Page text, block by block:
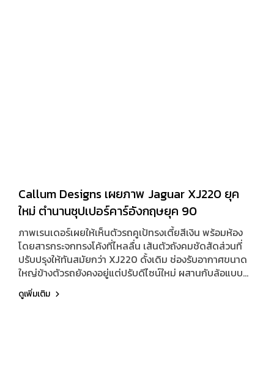
Callum Designs เผยภาพ Jaguar XJ220 ยุค
ใหม่ ตำนานซุปเปอร์คาร์อังกฤษยุค 90
ภาพเรนเดอร์เผยให้เห็นตัวรถคูเป้ทรงเตี้ยสีเงิน พร้อมห้อง
โดยสารกระจกทรงโค้งที่ไหลลื่น เส้นตัวถังคมชัดสัดส่วนที่
ปรับปรุงให้ทันสมัยกว่า XJ220 ดั้งเดิม ช่องรับอากาศขนาด
ใหญ่ข้างตัวรถยังคงอยู่แต่ปรับดีไซน์ใหม่ ผสานกับล้อแบบ
ดิสก์ดีไซน์เรียบหรู ไฟหน้าไฟท้ายมาเป็นเส้น LED หลายชั้น
และชุดดิฟฟิวเซอร์ท้ายที่ดุดันกว่าเดิม
ดูเพิ่มเติม